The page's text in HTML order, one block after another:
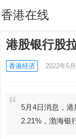
香港在线
港股银行股
香港经济 2022年5
5月4日消息，
2.21%，渤海银